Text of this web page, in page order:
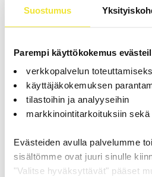
Suostumus
Parempi käyttökokemus
verkkopalvelun
käyttäjäkokemuksen
tilastoihin ja analyyseihin
markkinointitarkoituksiin
Evästeiden avulla palvelumme
sisältömme ovat juuri sinulle
"Valitse hyväksyttävät" pääset